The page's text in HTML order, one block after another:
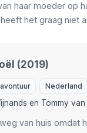
haar moeder op
het graag niet
(2019)
avontuur Nederland
en Tommy van
van huis omdat